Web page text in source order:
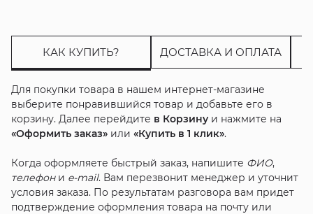
КАК КУПИТЬ? ДОСТАВКА И ОПЛАТА
Для покупки товара в нашем интернет-магазине
выберите понравившийся товар и добавьте его в
корзину. Далее перейдите в Корзинуи нажмите на
«Оформить заказ»или «Купить в 1 клик».
Когда оформляете быстрый заказ, напишите ФИО,
телефони e-mail. Вам перезвонит менеджер и уточнит
условия заказа. По результатам разговора вам придет
подтверждение оформления товара на почту или